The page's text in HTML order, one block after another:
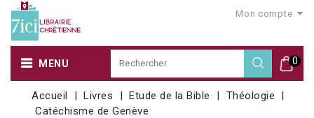
Mon compte
0
MENU
Accueil Livres Etude de la Bible
Théologie
Catéchisme de Genève